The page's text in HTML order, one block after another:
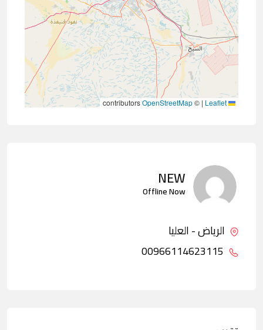
|
©
OpenStreetMap
NEW
Offline Now
الرياض - العليا